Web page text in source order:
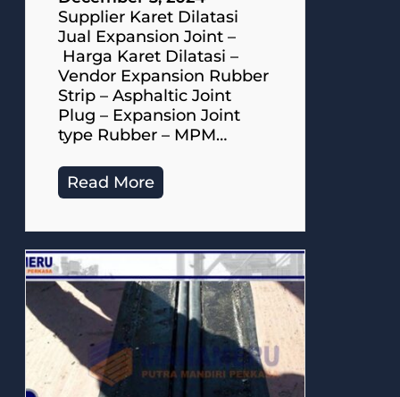
Supplier Karet Dilatasi
Jual Expansion Joint –
Harga Karet Dilatasi –
Vendor Expansion Rubber
Strip – Asphaltic Joint
Plug – Expansion Joint
type Rubber – MPM…
Read More